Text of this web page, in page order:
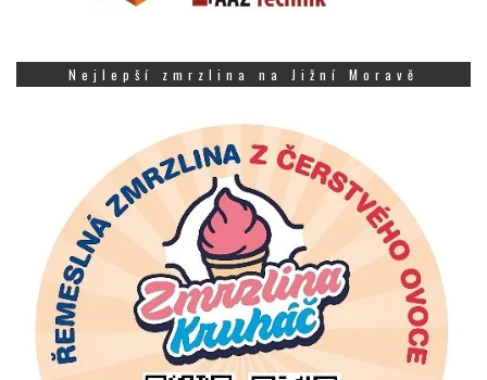
Nejlepší zmrzlina na Jižní Moravě